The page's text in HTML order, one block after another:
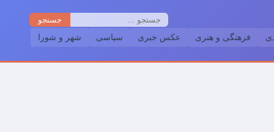
جستجو
فرهنگی و هنری عکس خبری سیاسی شهر و شورا